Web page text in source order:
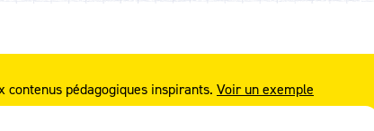
contenus pédagogiques inspirants. Voir un exemple